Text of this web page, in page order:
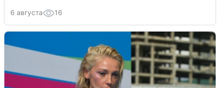
6 августа 16